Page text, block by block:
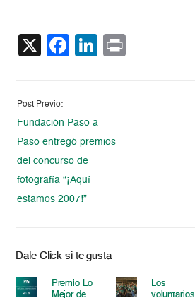
X Facebook
LinkedIn
Post Previo:
Fundación Paso a
Paso entregó premios
del concurso de
fotografía “¡Aquí
estamos 2007!”
Dale Click si te gusta
Premio Lo
Mejor de
Los
voluntarios